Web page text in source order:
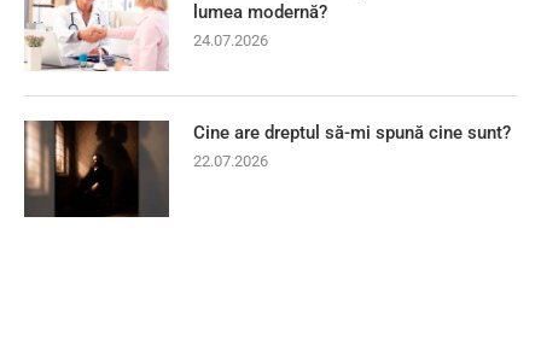
lumea modernă?
24.07.2026
Cine are dreptul să-mi spună cine sunt?
22.07.2026